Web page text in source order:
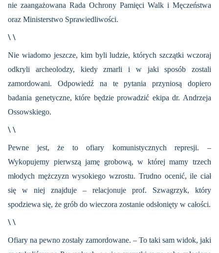
nie zaangażowana Rada Ochrony Pamięci Walk i Męczeństwa
oraz Ministerstwo Sprawiedliwości.
\ \
Nie wiadomo jeszcze, kim byli ludzie, których szczątki wczoraj
odkryli archeolodzy, kiedy zmarli i w jaki sposób zostali
zamordowani. Odpowiedź na te pytania przyniosą dopiero
badania genetyczne, które będzie prowadzić ekipa dr. Andrzeja
Ossowskiego.
\ \
Pewne jest, że to ofiary komunistycznych represji. –
Wykopujemy pierwszą jamę grobową, w której mamy trzech
młodych mężczyzn wysokiego wzrostu. Trudno ocenić, ile ciał
się w niej znajduje – relacjonuje prof. Szwagrzyk, który
spodziewa się, że grób do wieczora zostanie odsłonięty w całości.
\ \
Ofiary na pewno zostały zamordowane. – To taki sam widok, jaki